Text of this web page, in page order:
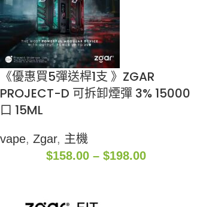
《優惠買5彈送桿1支 》ZGAR
PROJECT-D 可拆卸煙彈 3% 15000
口 15ML
vape, Zgar, 主機
$158.00 – $198.00